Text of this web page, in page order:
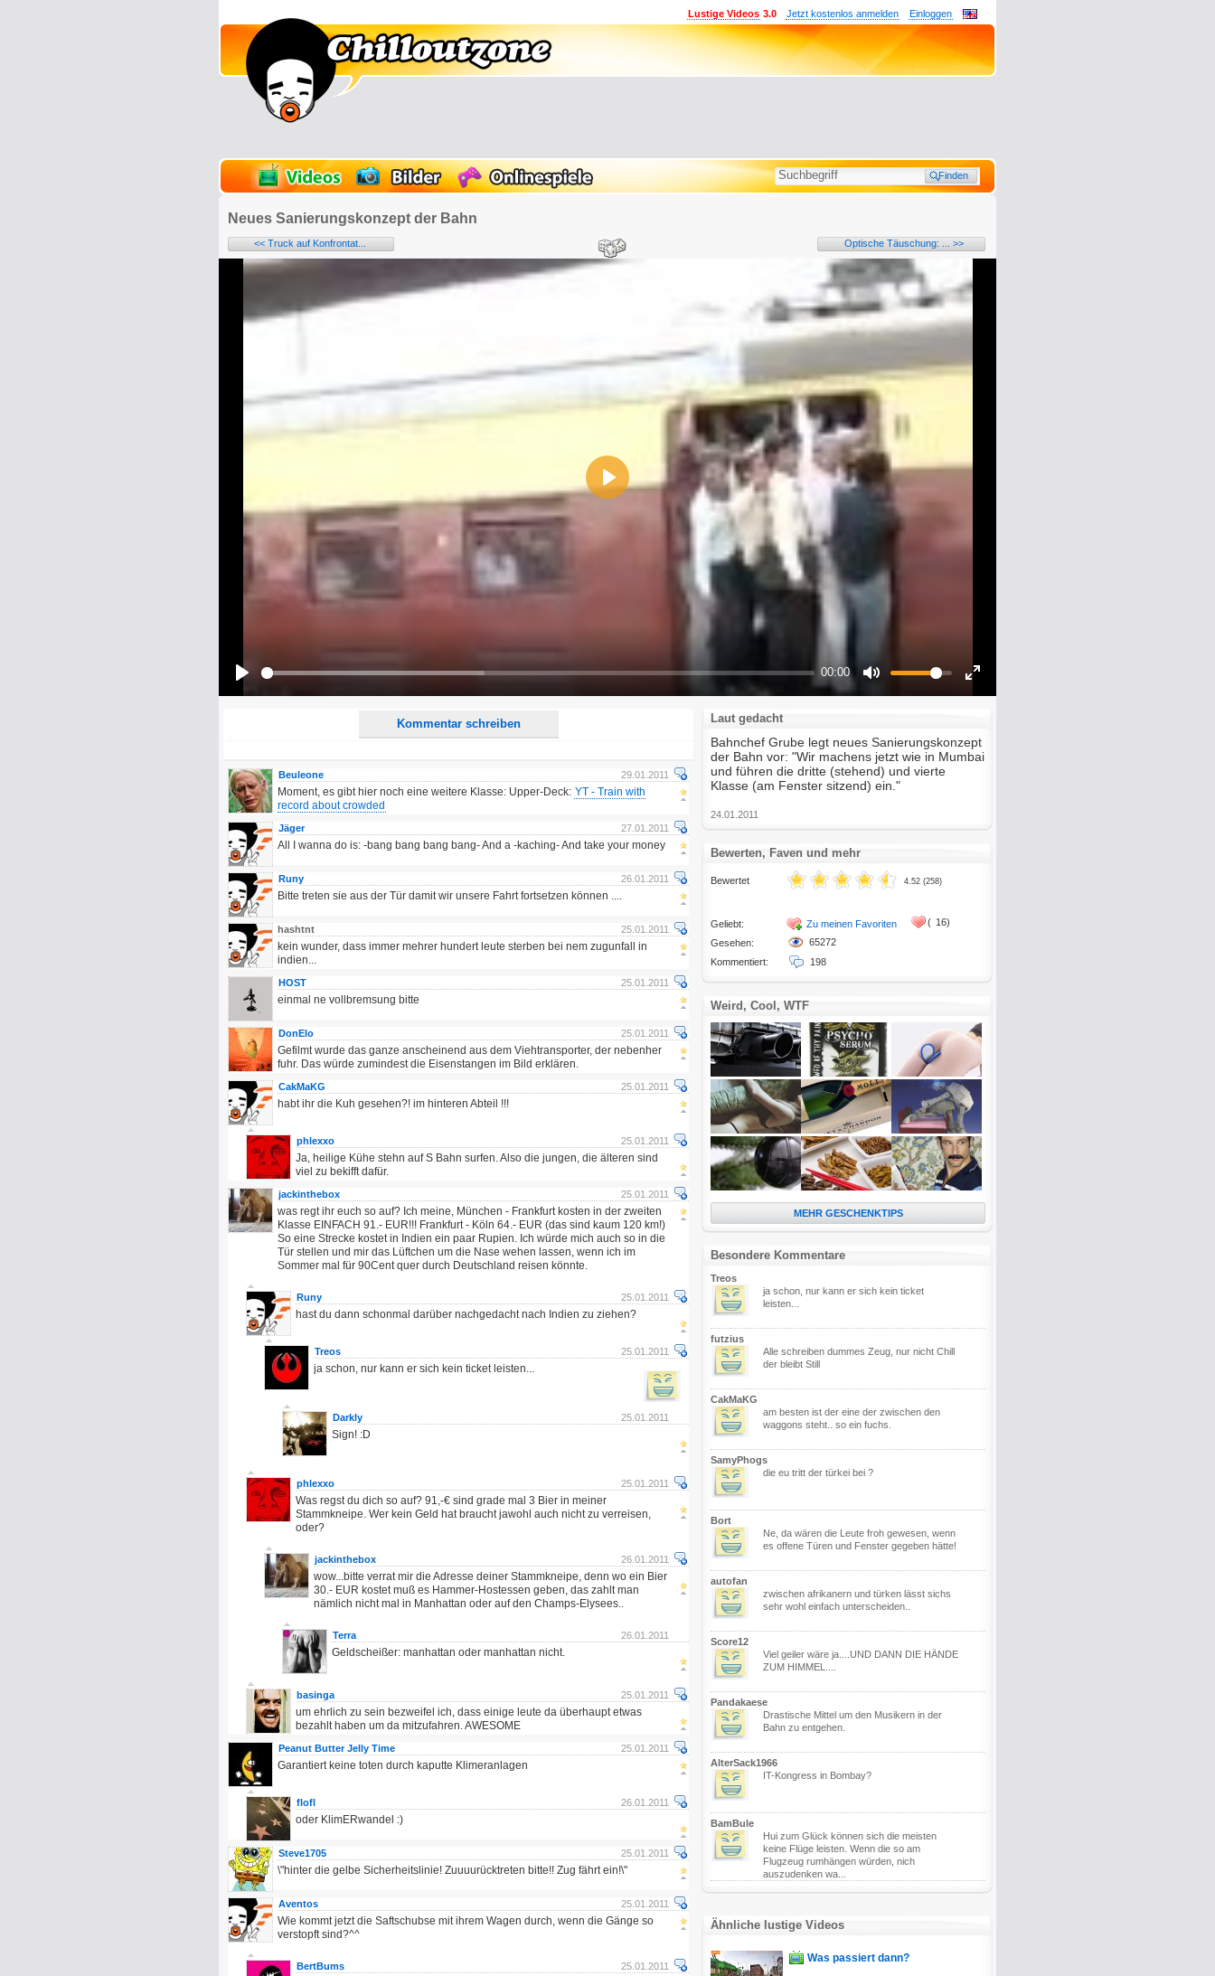
Einloggen
Jetzt kostenlos anmelden
Lustige Videos 3.0
Neues Sanierungskonzept der Bahn
<< Truck auf Konfrontat... Optische Täuschung: ... >>
00:00
Play
Kommentar schreiben
E-Mail-Adresse (optional):
Kommentar:
Ich möchte eine E-Mail, wenn auf dieser Seite weitere Kommentare erscheinen.
29.01.2011
Beuleone
Moment, es gibt hier noch eine weitere Klasse: Upper-Deck: YT - Train with
record about crowded
27.01.2011
Jäger
All I wanna do is: -bang bang bang bang- And a -kaching- And take your money
26.01.2011
Runy
Bitte treten sie aus der Tür damit wir unsere Fahrt fortsetzen können ....
25.01.2011
hashtnt
kein wunder, dass immer mehrer hundert leute sterben bei nem zugunfall in
indien...
25.01.2011
HOST
einmal ne vollbremsung bitte
25.01.2011
DonElo
Gefilmt wurde das ganze anscheinend aus dem Viehtransporter, der nebenher
fuhr. Das würde zumindest die Eisenstangen im Bild erklären.
25.01.2011
CakMaKG
habt ihr die Kuh gesehen?! im hinteren Abteil !!!
25.01.2011
phlexxo
Ja, heilige Kühe stehn auf S Bahn surfen. Also die jungen, die älteren sind
viel zu bekifft dafür.
25.01.2011
jackinthebox
was regt ihr euch so auf? Ich meine, München - Frankfurt kosten in der zweiten
Klasse EINFACH 91.- EUR!!! Frankfurt - Köln 64.- EUR (das sind kaum 120 km!)
So eine Strecke kostet in Indien ein paar Rupien. Ich würde mich auch so in die
Tür stellen und mir das Lüftchen um die Nase wehen lassen, wenn ich im
Sommer mal für 90Cent quer durch Deutschland reisen könnte.
25.01.2011
Runy
hast du dann schonmal darüber nachgedacht nach Indien zu ziehen?
25.01.2011
Treos
ja schon, nur kann er sich kein ticket leisten...
25.01.2011
Darkly
Sign! :D
25.01.2011
phlexxo
Was regst du dich so auf? 91,-€ sind grade mal 3 Bier in meiner
Stammkneipe. Wer kein Geld hat braucht jawohl auch nicht zu verreisen,
oder?
26.01.2011
jackinthebox
wow...bitte verrat mir die Adresse deiner Stammkneipe, denn wo ein Bier
30.- EUR kostet muß es Hammer-Hostessen geben, das zahlt man
nämlich nicht mal in Manhattan oder auf den Champs-Elysees..
26.01.2011
Terra
Geldscheißer: manhattan oder manhattan nicht.
25.01.2011
basinga
um ehrlich zu sein bezweifel ich, dass einige leute da überhaupt etwas
bezahlt haben um da mitzufahren. AWESOME
25.01.2011
Peanut Butter Jelly Time
Garantiert keine toten durch kaputte Klimeranlagen
26.01.2011
flofl
oder KlimERwandel :)
25.01.2011
Steve1705
\"hinter die gelbe Sicherheitslinie! Zuuuurücktreten bitte!! Zug fährt ein!\"
25.01.2011
Aventos
Wie kommt jetzt die Saftschubse mit ihrem Wagen durch, wenn die Gänge so
verstopft sind?^^
25.01.2011
BertBums
Laut gedacht
Bahnchef Grube legt neues Sanierungskonzept
der Bahn vor: "Wir machens jetzt wie in Mumbai
und führen die dritte (stehend) und vierte
Klasse (am Fenster sitzend) ein."
24.01.2011
Bewerten, Faven und mehr
Bewertet
Geliebt:
Gesehen:
Kommentiert:
4.52 (258)
Zu meinen Favoriten
65272
198
( 16)
Weird, Cool, WTF
MEHR GESCHENKTIPS
Besondere Kommentare
Treos
ja schon, nur kann er sich kein ticket
leisten...
futzius
Alle schreiben dummes Zeug, nur nicht Chill
der bleibt Still
CakMaKG
am besten ist der eine der zwischen den
waggons steht.. so ein fuchs.
SamyPhogs
die eu tritt der türkei bei ?
Bort
Ne, da wären die Leute froh gewesen, wenn
es offene Türen und Fenster gegeben hätte!
autofan
zwischen afrikanern und türken lässt sichs
sehr wohl einfach unterscheiden..
Score12
Viel geiler wäre ja....UND DANN DIE HÄNDE
ZUM HIMMEL....
Pandakaese
Drastische Mittel um den Musikern in der
Bahn zu entgehen.
AlterSack1966
IT-Kongress in Bombay?
BamBule
Hui zum Glück können sich die meisten
keine Flüge leisten. Wenn die so am
Flugzeug rumhängen würden, nich
auszudenken wa...
Ähnliche lustige Videos
Was passiert dann?